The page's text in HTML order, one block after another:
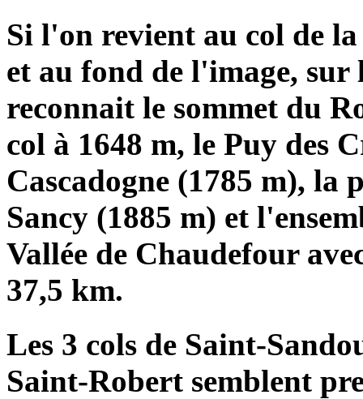
Si l'on revient au col de
et au fond de l'image, sur
reconnait le sommet du
col à 1648 m, le Puy des
Cascadogne (1785 m), la
Sancy (1885 m) et
Vallée de Chaudefour
37,5 km.
Les 3 cols de Saint-
Saint-Robert semblent